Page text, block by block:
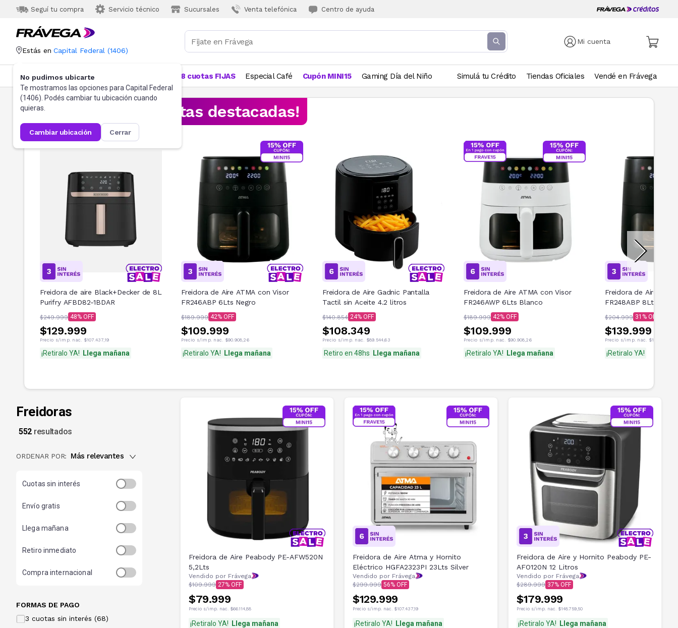
Seguí tu compra Servicio técnico Sucursales Venta telefónica Centro de ayuda
Mi cuenta
Estás en Capital Federal (1406)
No pudimos ubicarte
Te mostramos las opciones para Capital Federal
(1406). Podés cambiar tu ubicación cuando
quieras.
cambiar ubicación cerrar
Categorías Más Vendidos 18 cuotas FIJAS Especial Café Cupón MINI15 Gaming Día del Niño Simulá tu Crédito Tiendas Oficiales Vendé en Frávega
¡Aprovechá las ofertas destacadas!
Freidora de aire Black+Decker de 8L
Purifry AFBD82-1BDAR
$249.999 48
$129.999
Precio s/imp. nac. $107.437,19
¡Retiralo YA! Llega mañana
Freidora de Aire ATMA con Visor
FR246ABP 6Lts Negro
$189.999 42
$109.999
Precio s/imp. nac. $90.908,26
¡Retiralo YA! Llega mañana
Freidora de Aire Gadnic Pantalla
Tactil sin Aceite 4.2 litros
$140.854 24
$108.349
Precio s/imp. nac. $89.544,63
Retiro en 48hs Llega mañana
Freidora de Aire ATMA con Visor
FR246AWP 6Lts Blanco
$189.999 42
$109.999
Precio s/imp. nac. $90.908,26
¡Retiralo YA! Llega mañana
Freidora de Aire
FR248ABP 8Lts
$204.999 31
$139.999
Precio s/imp. nac. $115.701,65
¡Retiralo YA!
Freidoras
552 resultados
ORDENAR POR: Más relevantes
Cuotas sin interés
Envío gratis
Llega mañana
Retiro inmediato
Compra internacional
FORMAS DE PAGO
3 cuotas sin interés (68)
Freidora de Aire Peabody PE-AFW520N
5,2Lts
Vendido por Frávega
$109.999 27
$79.999
Precio s/imp. nac. $66.114,88
¡Retiralo YA! Llega mañana
Freidora de Aire Atma y Hornito
Eléctrico HGFA2323PI 23Lts Silver
Vendido por Frávega
$299.999 56
$129.999
Precio s/imp. nac. $107.437,19
¡Retiralo YA! Llega mañana
Freidora de Aire y Hornito Peabody PE-
AFO120N 12 Litros
Vendido por Frávega
$289.999 37
$179.999
Precio s/imp. nac. $148.759,50
¡Retiralo YA! Llega mañana